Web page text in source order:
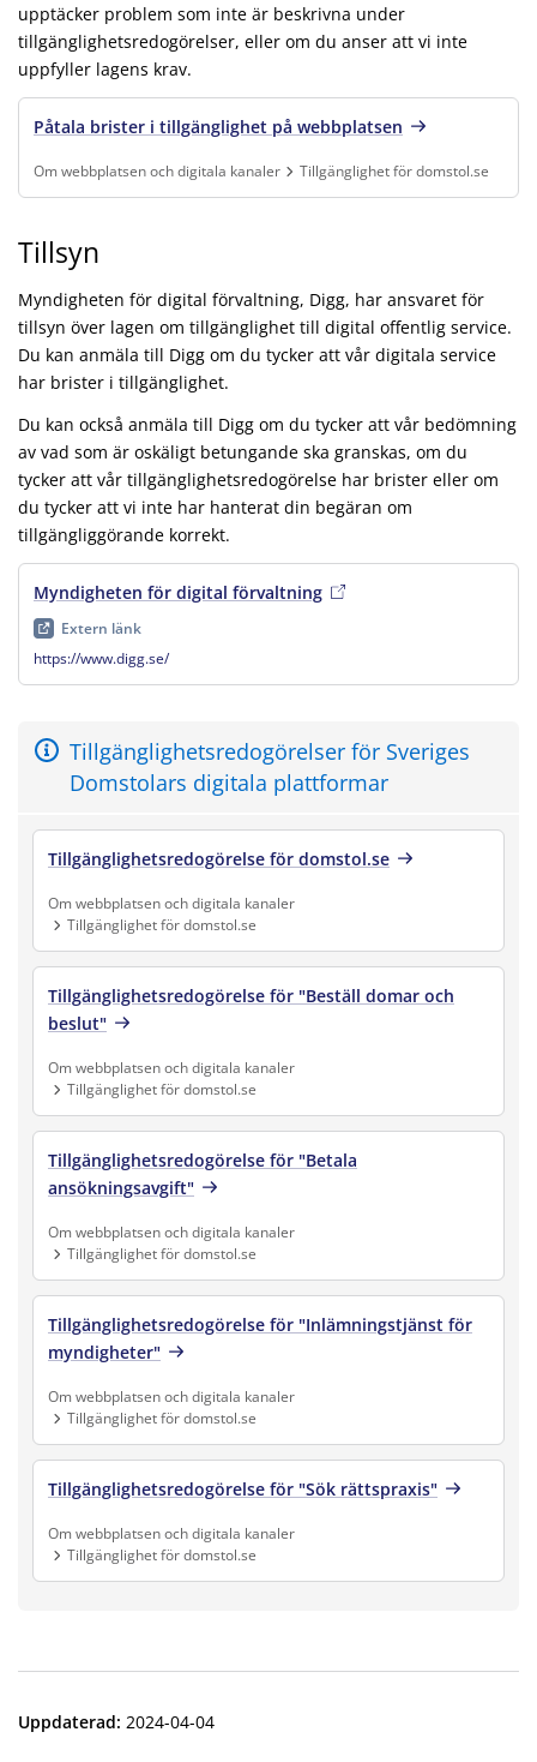
upptäcker problem som inte är beskrivna under
tillgänglighetsredogörelser, eller om du anser att vi inte
uppfyller lagens krav.
Påtala brister i tillgänglighet på webbplatsen
Om webbplatsen och digitala kanaler
Tillgänglighet för domstol.se
Finns under:Om webbplatsen och digitala kanaler, Tillgänglighet för
Tillsyn
Myndigheten för digital förvaltning, Digg, har ansvaret för
tillsyn över lagen om tillgänglighet till digital offentlig service.
Du kan anmäla till Digg om du tycker att vår digitala service
har brister i tillgänglighet.
Du kan också anmäla till Digg om du tycker att vår bedömning
av vad som är oskäligt betungande ska granskas, om du
tycker att vår tillgänglighetsredogörelse har brister eller om
du tycker att vi inte har hanterat din begäran om
tillgängliggörande korrekt.
Myndigheten för digital förvaltning , extern länk
Extern länk
https://www.digg.se/
Tillgänglighetsredogörelser för Sveriges
Domstolars digitala plattformar
Tillgänglighetsredogörelse för domstol.se
Om webbplatsen och digitala kanaler
Tillgänglighet för domstol.se
Finns under:Om webbplatsen och digitala kanaler, Tillgänglighet för
Tillgänglighetsredogörelse för "Beställ domar och
beslut"
Om webbplatsen och digitala kanaler
Tillgänglighet för domstol.se
Finns under:Om webbplatsen och digitala kanaler, Tillgänglighet för
Tillgänglighetsredogörelse för "Betala
ansökningsavgift"
Om webbplatsen och digitala kanaler
Tillgänglighet för domstol.se
Finns under:Om webbplatsen och digitala kanaler, Tillgänglighet för
Tillgänglighetsredogörelse för "Inlämningstjänst för
myndigheter"
Om webbplatsen och digitala kanaler
Tillgänglighet för domstol.se
Finns under:Om webbplatsen och digitala kanaler, Tillgänglighet för
Tillgänglighetsredogörelse för "Sök rättspraxis"
Om webbplatsen och digitala kanaler
Tillgänglighet för domstol.se
Finns under:Om webbplatsen och digitala kanaler, Tillgänglighet för
Uppdaterad: 2024-04-04